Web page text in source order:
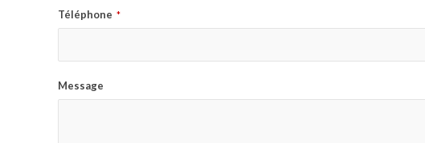
Téléphone *
Message